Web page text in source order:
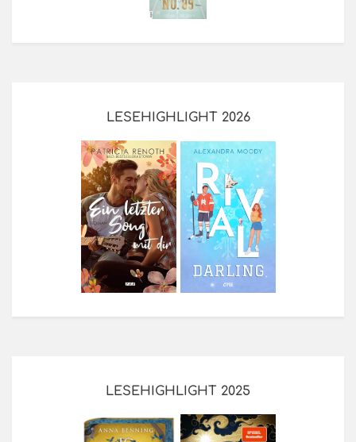
LESEHIGHLIGHT 2026
LESEHIGHLIGHT 2025